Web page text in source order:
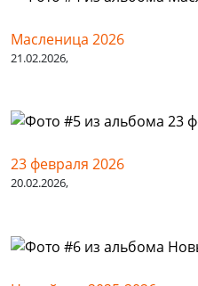
Масленица 2026
21.02.2026,
23 февраля 2026
20.02.2026,